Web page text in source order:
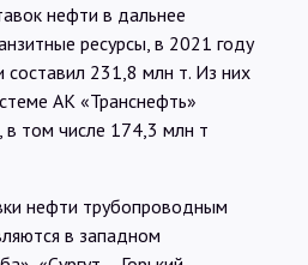
нефти в дальнее
ресурсы, в 2021 году
составил 231,8 млн т. Из них
АК «Транснефть»
том числе 174,3 млн т
нефти трубопроводным
в западном